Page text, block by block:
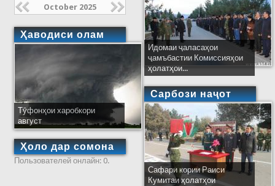
October 2025
Ҳаводиси олам
Тӯфонҳои харобкори
август
Ҳоло дар сомона
Пользователей онлайн: 0.
Идомаи ҷаласаҳои
ҷамъбастии Комиссияҳои
ҳолатҳои...
Сарбози наҷот
Сафари кории Раиси
Кумитаи ҳолатҳои